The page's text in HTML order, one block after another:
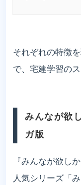
それぞれの特徴
で、宅建学習の
みんなが欲
ガ版
『みんなが欲し
人気シリーズ「